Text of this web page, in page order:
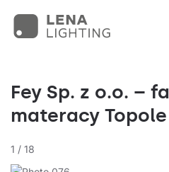
Fey Sp. z o.o. –
materacy Topole
1 / 18